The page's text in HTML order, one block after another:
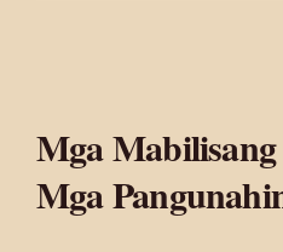
Mga Mabilisang
Mga